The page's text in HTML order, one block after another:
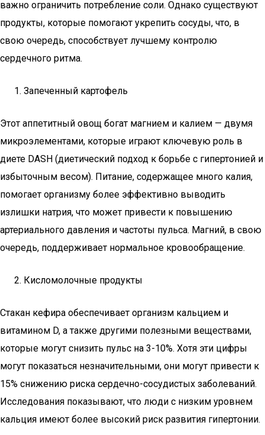
важно ограничить потребление соли. Однако существуют
продукты, которые помогают укрепить сосуды, что, в
свою очередь, способствует лучшему контролю
сердечного ритма.
Запеченный картофель
Этот аппетитный овощ богат магнием и калием — двумя
микроэлементами, которые играют ключевую роль в
диете DASH (диетический подход к борьбе с гипертонией и
избыточным весом). Питание, содержащее много калия,
помогает организму более эффективно выводить
излишки натрия, что может привести к повышению
артериального давления и частоты пульса. Магний, в свою
очередь, поддерживает нормальное кровообращение.
Кисломолочные продукты
Стакан кефира обеспечивает организм кальцием и
витамином D, а также другими полезными веществами,
которые могут снизить пульс на 3-10%. Хотя эти цифры
могут показаться незначительными, они могут привести к
15% снижению риска сердечно-сосудистых заболеваний.
Исследования показывают, что люди с низким уровнем
кальция имеют более высокий риск развития гипертонии.